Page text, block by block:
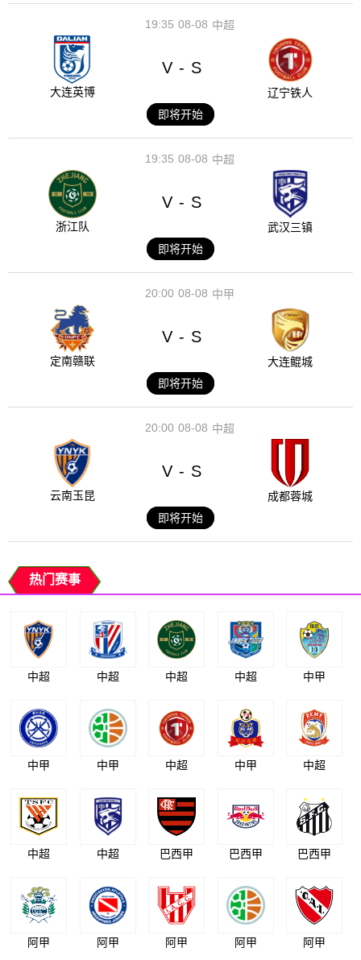
08-08
19:35 中超
大连英博
V - S
辽宁铁人
即将开始
08-08
19:35 中超
浙江队
V - S
武汉三镇
即将开始
08-08
20:00 中甲
定南赣联
V - S
大连鲲城
即将开始
08-08
20:00 中超
云南玉昆
V - S
成都蓉城
即将开始
热门赛事
中超 中超 中超 中超 中甲
中甲 中甲 中超 中甲 中超
中超 中超 巴西甲 巴西甲 巴西甲
阿甲 阿甲 阿甲 阿甲 阿甲